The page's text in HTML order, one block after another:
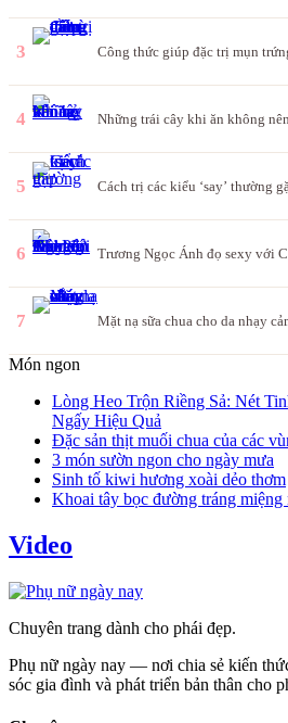
3 Công thức giúp đặc trị mụn
4 Những trái cây khi ăn không
5 Cách trị các kiểu ‘say’ thường
6 Trương Ngọc Ánh đọ sexy với
7 Mặt nạ sữa chua cho da nhạy
Món ngon
Lòng Heo Trộn Riềng Sả: Nét
Ngấy Hiệu Quả
Đặc sản thịt muối chua của các
3 món sườn ngon cho ngày mưa
Sinh tố kiwi hương xoài dẻo thơm
Khoai tây bọc đường tráng miệng
Video
Chuyên trang dành cho phái đẹp.
Phụ nữ ngày nay — nơi chia sẻ kiến
sóc gia đình và phát triển bản thân cho